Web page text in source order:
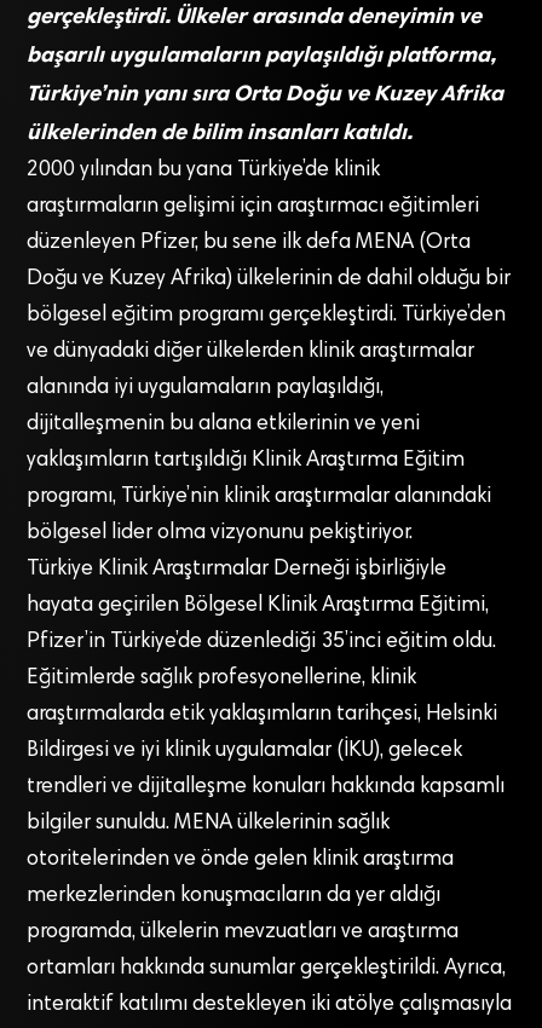
gerçekleştirdi. Ülkeler arasında deneyimin ve
başarılı uygulamaların paylaşıldığı platforma,
Türkiye’nin yanı sıra Orta Doğu ve Kuzey Afrika
ülkelerinden de bilim insanları katıldı.
2000 yılından bu yana Türkiye’de klinik
araştırmaların gelişimi için araştırmacı eğitimleri
düzenleyen Pfizer, bu sene ilk defa MENA (Orta
Doğu ve Kuzey Afrika) ülkelerinin de dahil olduğu bir
bölgesel eğitim programı gerçekleştirdi. Türkiye’den
ve dünyadaki diğer ülkelerden klinik araştırmalar
alanında iyi uygulamaların paylaşıldığı,
dijitalleşmenin bu alana etkilerinin ve yeni
yaklaşımların tartışıldığı Klinik Araştırma Eğitim
programı, Türkiye’nin klinik araştırmalar alanındaki
bölgesel lider olma vizyonunu pekiştiriyor.
Türkiye Klinik Araştırmalar Derneği işbirliğiyle
hayata geçirilen Bölgesel Klinik Araştırma Eğitimi,
Pfizer’in Türkiye’de düzenlediği 35’inci eğitim oldu.
Eğitimlerde sağlık profesyonellerine, klinik
araştırmalarda etik yaklaşımların tarihçesi, Helsinki
Bildirgesi ve iyi klinik uygulamalar (İKU), gelecek
trendleri ve dijitalleşme konuları hakkında kapsamlı
bilgiler sunuldu. MENA ülkelerinin sağlık
otoritelerinden ve önde gelen klinik araştırma
merkezlerinden konuşmacıların da yer aldığı
programda, ülkelerin mevzuatları ve araştırma
ortamları hakkında sunumlar gerçekleştirildi. Ayrıca,
interaktif katılımı destekleyen iki atölye çalışmasıyla